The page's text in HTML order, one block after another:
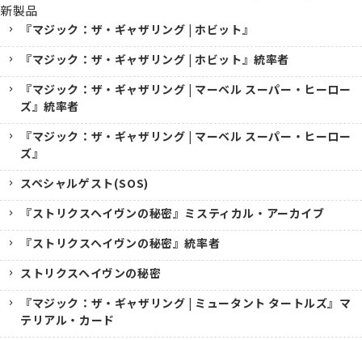
新製品
『マジック：ザ・ギャザリング | ホビット』
『マジック：ザ・ギャザリング | ホビット』統率者
『マジック：ザ・ギャザリング | マーベル スーパー・ヒーロー
ズ』統率者
『マジック：ザ・ギャザリング | マーベル スーパー・ヒーロー
ズ』
スペシャルゲスト(SOS)
『ストリクスヘイヴンの秘密』ミスティカル・アーカイブ
『ストリクスヘイヴンの秘密』統率者
ストリクスヘイヴンの秘密
『マジック：ザ・ギャザリング | ミュータント タートルズ』マ
テリアル・カード